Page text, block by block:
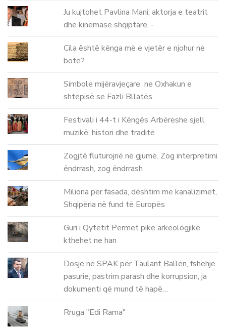
Ju kujtohet Pavlina Mani, aktorja e teatrit
dhe kinemase shqiptare. -
Cila është kënga më e vjetër e njohur në
botë?
Simbole mijëravjeçare ne Oxhakun e
shtëpisë se Fazli Bllatës
Festivali i 44-t i Këngës Arbëreshe sjell
muzikë, histori dhe traditë
Zogjtë fluturojnë në gjumë. Zog interpretimi
ëndrrash, zog ëndrrash
Miliona për fasada, dështim me kanalizimet,
Shqipëria në fund të Europës
Guri i Qytetit Permet pike arkeologjike
kthehet ne han
Dosje në SPAK për Taulant Ballën, fshehje
pasurie, pastrim parash dhe korrupsion, ja
dokumenti që mund të hapë…
Rruga "Edi Rama"